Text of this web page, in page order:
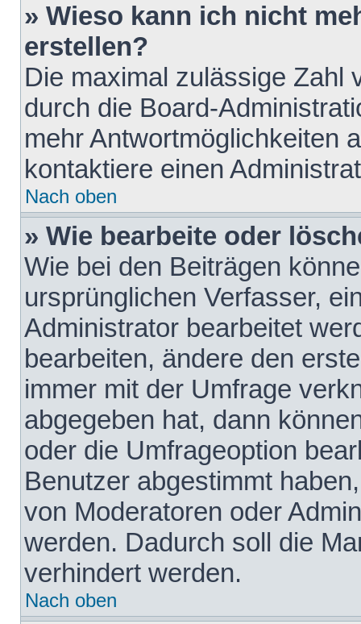
» Wieso kann ich nicht
erstellen?
Die maximal zulässige Zahl
durch die Board-
mehr Antwortmöglichkeiten
kontaktiere einen
Nach oben
» Wie bearbeite oder
Wie bei den Beiträgen
ursprünglichen Verfasser,
Administrator bearbeitet
bearbeiten, ändere den
immer mit der Umfrage
abgegeben hat, dann
oder die Umfrageoption
Benutzer abgestimmt
von Moderatoren oder
werden. Dadurch soll die
verhindert werden.
Nach oben